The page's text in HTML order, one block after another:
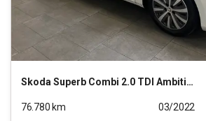
SkodaSuperb Combi 2.0 TDI Ambition (EURO 6d)
76.780 km
03/2022